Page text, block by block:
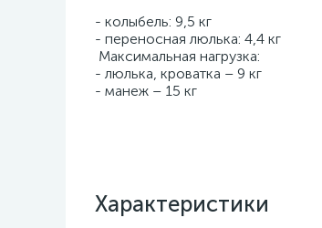
- колыбель: 9,5 кг
- переносная люлька: 4,4 кг
Максимальная нагрузка:
- люлька, кроватка – 9 кг
- манеж – 15 кг
Характеристики